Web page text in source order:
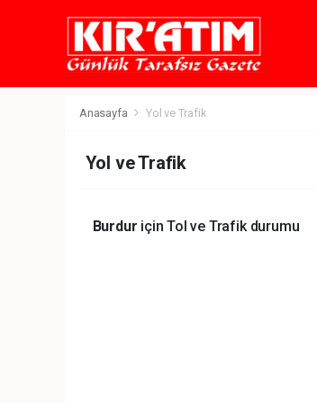
Anasayfa Yol ve Trafik
Yol ve Trafik
Burdur için Tol ve Trafik durumu